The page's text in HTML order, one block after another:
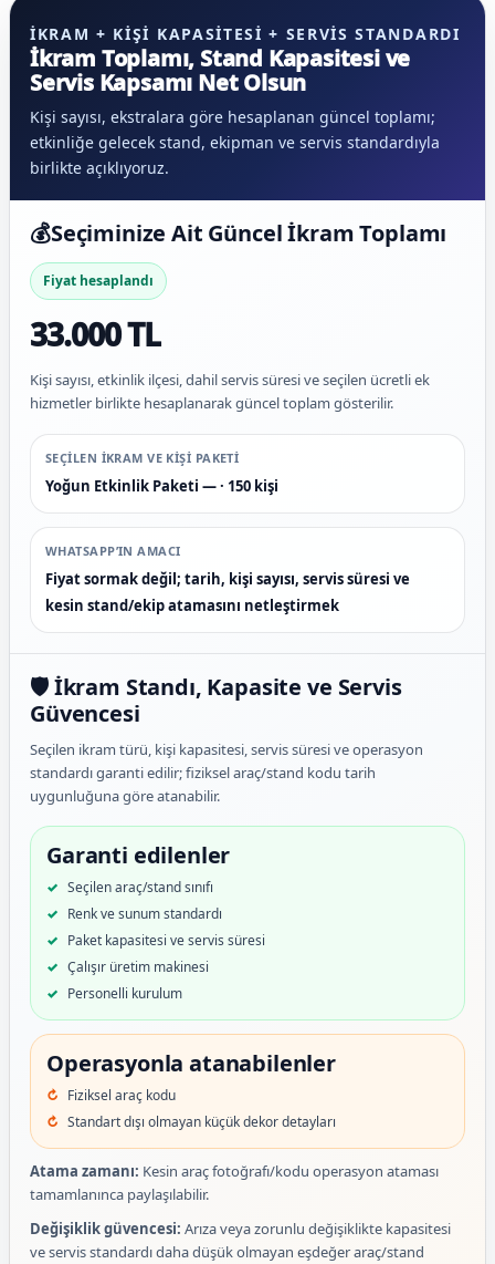
İKRAM + KIŞI KAPASITESI + SERVIS STANDARDI
İkram Toplamı, Stand Kapasitesi ve
Servis Kapsamı Net Olsun
Kişi sayısı, ekstralara göre hesaplanan güncel toplamı;
etkinliğe gelecek stand, ekipman ve servis standardıyla
birlikte açıklıyoruz.
💰Seçiminize Ait Güncel İkram Toplamı
Fiyat hesaplandı
33.000 TL
Kişi sayısı, etkinlik ilçesi, dahil servis süresi ve seçilen ücretli ek
hizmetler birlikte hesaplanarak güncel toplam gösterilir.
SEÇILEN IKRAM VE KIŞI PAKETI
Yoğun Etkinlik Paketi — · 150 kişi
WHATSAPP’IN AMACI
Fiyat sormak değil; tarih, kişi sayısı, servis süresi ve
kesin stand/ekip atamasını netleştirmek
🛡️ İkram Standı, Kapasite ve Servis
Güvencesi
Seçilen ikram türü, kişi kapasitesi, servis süresi ve operasyon
standardı garanti edilir; fiziksel araç/stand kodu tarih
uygunluğuna göre atanabilir.
Garanti edilenler
Seçilen araç/stand sınıfı
Renk ve sunum standardı
Paket kapasitesi ve servis süresi
Çalışır üretim makinesi
Personelli kurulum
Operasyonla atanabilenler
Fiziksel araç kodu
Standart dışı olmayan küçük dekor detayları
Atama zamanı: Kesin araç fotoğrafı/kodu operasyon ataması
tamamlanınca paylaşılabilir.
Değişiklik güvencesi: Arıza veya zorunlu değişiklikte kapasitesi
ve servis standardı daha düşük olmayan eşdeğer araç/stand